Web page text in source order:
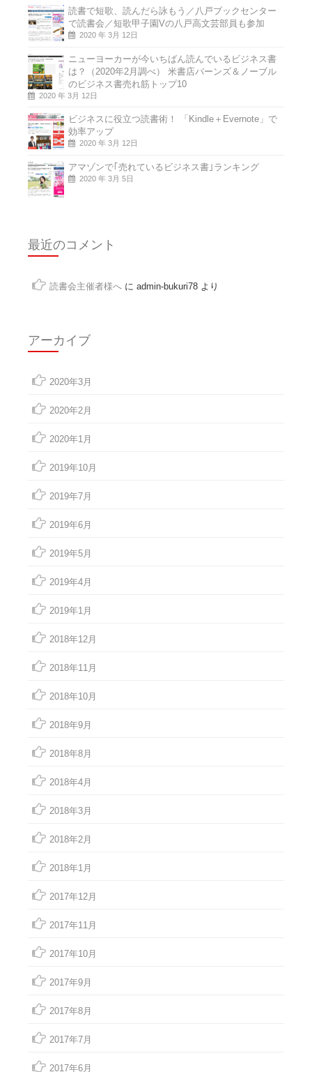
読書で短歌、読んだら詠もう／八戸ブックセンター
で読書会／短歌甲子園Vの八戸高文芸部員も参加
2020 年 3月 12日
ニューヨーカーが今いちばん読んでいるビジネス書
は？（2020年2月調べ） 米書店バーンズ＆ノーブル
のビジネス書売れ筋トップ10
2020 年 3月 12日
ビジネスに役立つ読書術！ 「Kindle＋Evernote」で
効率アップ
2020 年 3月 12日
アマゾンで｢売れているビジネス書｣ランキング
2020 年 3月 5日
最近のコメント
読書会主催者様へ に admin-bukuri78 より
アーカイブ
2020年3月
2020年2月
2020年1月
2019年10月
2019年7月
2019年6月
2019年5月
2019年4月
2019年1月
2018年12月
2018年11月
2018年10月
2018年9月
2018年8月
2018年4月
2018年3月
2018年2月
2018年1月
2017年12月
2017年11月
2017年10月
2017年9月
2017年8月
2017年7月
2017年6月